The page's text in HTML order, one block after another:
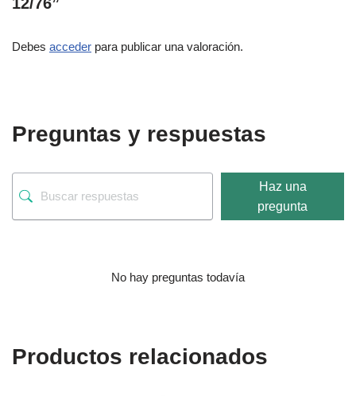
Debes acceder para publicar una valoración.
Preguntas y respuestas
Haz una
pregunta
No hay preguntas todavía
Productos relacionados